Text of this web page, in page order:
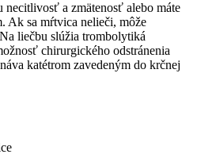
necitlivosť a zmätenosť alebo máte
Ak sa mŕtvica nelieči, môže
liečbu slúžia trombolytiká
chirurgického odstránenia
katétrom zavedeným do krčnej